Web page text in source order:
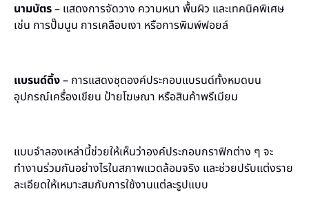
นามบัตร– แสดงการจัดวาง ความหนา พื้นผิว และเทคนิคพิเศษ
เช่น การปั๊มนูน การเคลือบเงา หรือการพิมพ์ฟอยล์
แบรนด์ดิ้ง– การแสดงชุดองค์ประกอบแบรนด์ทั้งหมดบน
อุปกรณ์เครื่องเขียน ป้ายโฆษณา หรือสินค้าพรีเมียม
แบบจำลองเหล่านี้ช่วยให้เห็นว่าองค์ประกอบกราฟิกต่าง ๆ จะ
ทำงานร่วมกันอย่างไรในสภาพแวดล้อมจริง และช่วยปรับแต่งราย
ละเอียดให้เหมาะสมกับการใช้งานแต่ละรูปแบบ